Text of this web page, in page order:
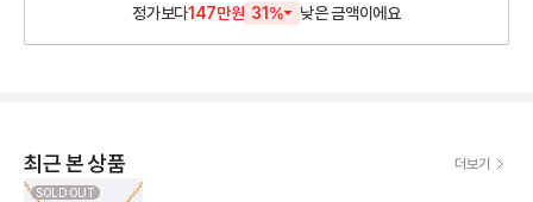
정가보다147만원 31 % 낮은금액이에요
최근 본 상품 더보기
SOLD OUT